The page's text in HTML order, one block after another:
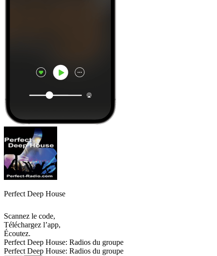
Perfect Deep House
Scannez le code,
Téléchargez l’app,
Écoutez.
Perfect Deep House: Radios du groupe
Perfect Deep House: Radios du groupe